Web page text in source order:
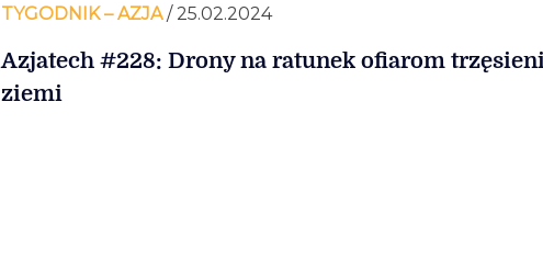
TYGODNIK – AZJA/ 25.02.2024
Azjatech #228: Drony na ratunek ofiarom
ziemi